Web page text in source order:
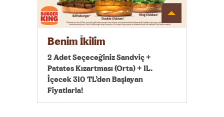
Detayı
Benim İkilim
2 Adet Seçeceğiniz Sandviç +
Patates Kızartması (Orta) + 1L.
İçecek 310 TL’den Başlayan
Fiyatlarla!